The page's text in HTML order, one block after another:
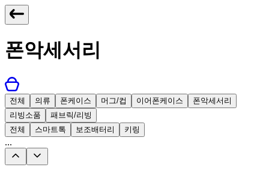
폰악세서리
전체 의류 폰케이스 머그/컵 이어폰케이스
폰악세서리
리빙소품
패브릭/리빙
전체
스마트톡 보조배터리 키링
...